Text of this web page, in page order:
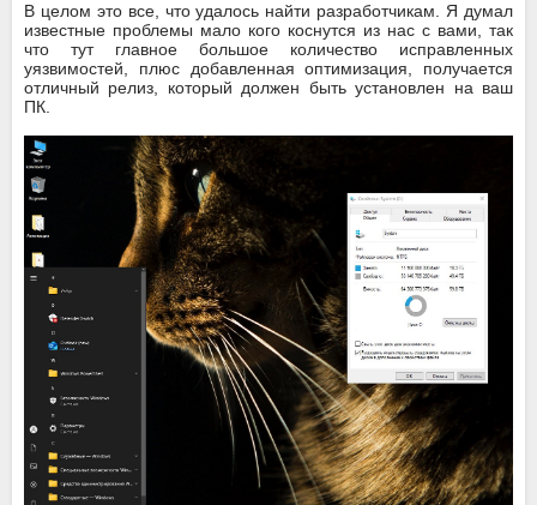
В целом это все, что удалось найти разработчикам. Я думал
известные проблемы мало кого коснутся из нас с вами, так
что тут главное большое количество исправленных
уязвимостей, плюс добавленная оптимизация, получается
отличный релиз, который должен быть установлен на ваш
ПК.